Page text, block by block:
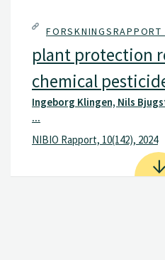
FORSKNINGSRAPPORT
plant protection
chemical
Ingeborg Klingen, Nils
...
NIBIO Rapport, 10(142), 2024